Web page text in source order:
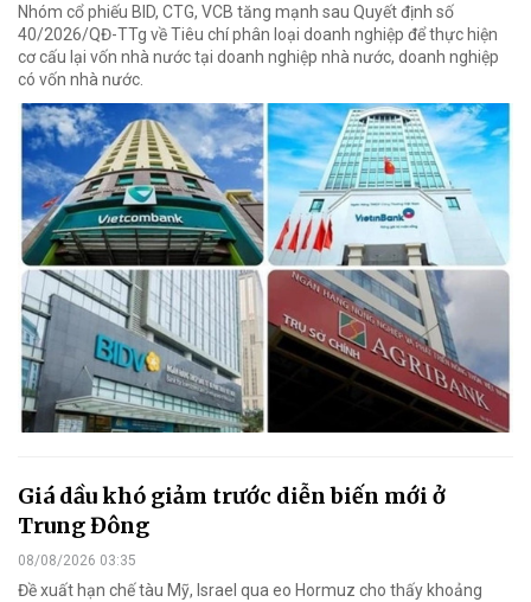
Nhóm cổ phiếu BID, CTG, VCB tăng mạnh sau Quyết định số
40/2026/QĐ-TTg về Tiêu chí phân loại doanh nghiệp để thực hiện
cơ cấu lại vốn nhà nước tại doanh nghiệp nhà nước, doanh nghiệp
có vốn nhà nước.
Giá dầu khó giảm trước diễn biến mới ở
Trung Đông
08/08/2026 03:35
Đề xuất hạn chế tàu Mỹ, Israel qua eo Hormuz cho thấy khoảng